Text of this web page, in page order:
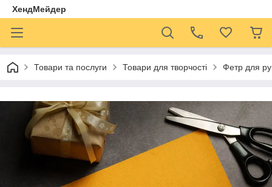
ХендМейдер
Товари та послуги Товари для творчості Фетр для